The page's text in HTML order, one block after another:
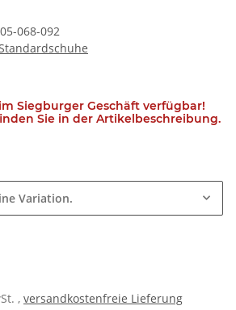
068-092
Siegburger Geschäft verfügbar!
Sie in der Artikelbeschreibung.
Variation.
, versandkostenfreie Lieferung